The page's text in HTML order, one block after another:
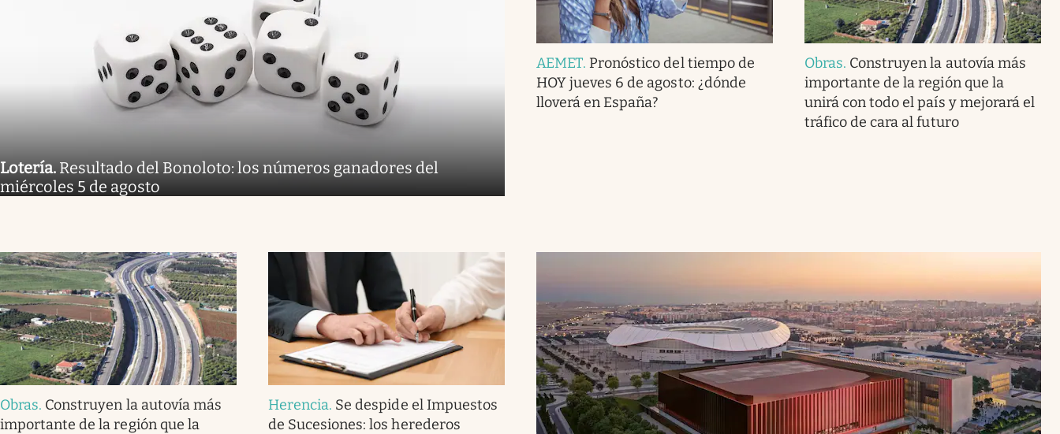
Lotería. Resultado del Bonoloto: los números ganadores del
miércoles 5 de agosto
AEMET. Pronóstico del tiempo de
HOY jueves 6 de agosto: ¿dónde
lloverá en España?
Obras. Construyen la autovía más
importante de la región que la
unirá con todo el país y mejorará el
tráfico de cara al futuro
Obras. Construyen la autovía más
importante de la región que la
Herencia. Se despide el Impuestos
de Sucesiones: los herederos